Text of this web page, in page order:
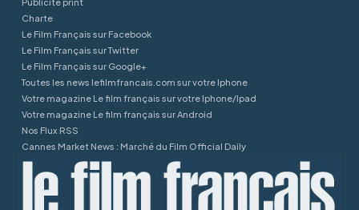
Charte
Le Film Français sur Facebook
Le Film Français sur Twitter
Le Film Français sur Google+
Toutes les news lefilmfrancais.com sur votre Iphone
Votre magazine Le film français sur votre Iphone/Ipad
Votre magazine Le film français sur Android
Nos Flux RSS
Cannes Market News : Marché du Film Official Daily